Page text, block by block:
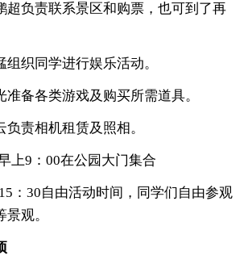
超负责联系景区和购票，也可到了再
组织同学进行娱乐活动。
准备各类游戏及购买所需道具。
负责相机租赁及照相。
上9：00在公园大门集合
：30自由活动时间，同学们自由参观
观。